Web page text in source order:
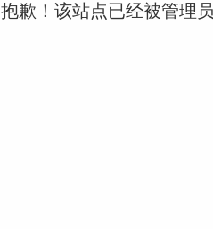
抱歉！该站点已经被管理